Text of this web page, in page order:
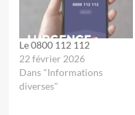
Le 0800 112 112
22 février 2026
Dans "Informations
diverses"